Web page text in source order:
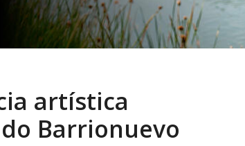
artística
Barrionuevo